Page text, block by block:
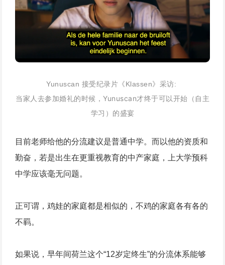
Yunuscan 接受纪录片《Klassen》采访:
当家人去参加婚礼的时候，Yunuscan才终于可以开始（自主
学习）的盛宴
目前老师给他的分流建议是普通中学。而以他的资质和
勤奋，若是出生在更重视教育的中产家庭，上大学预科
中学应该毫无问题。
正可谓，鸡娃的家庭都是相似的，不鸡的家庭各有各的
不羁。
如果说，早年间荷兰这个“12岁定终生”的分流体系能够